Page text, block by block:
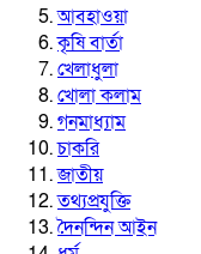
আবহাওয়া
কৃষি বার্তা
খেলাধুলা
খোলা কলাম
গনমাধ্যাম
চাকরি
জাতীয়
তথ্যপ্রযুক্তি
দৈনন্দিন আইন